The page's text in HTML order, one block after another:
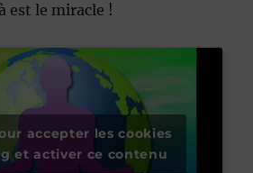
est le miracle !
accepter les cookies
et activer ce contenu